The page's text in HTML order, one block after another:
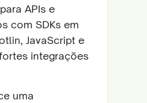
APIs e
com SDKs em
JavaScript e
integrações
uma